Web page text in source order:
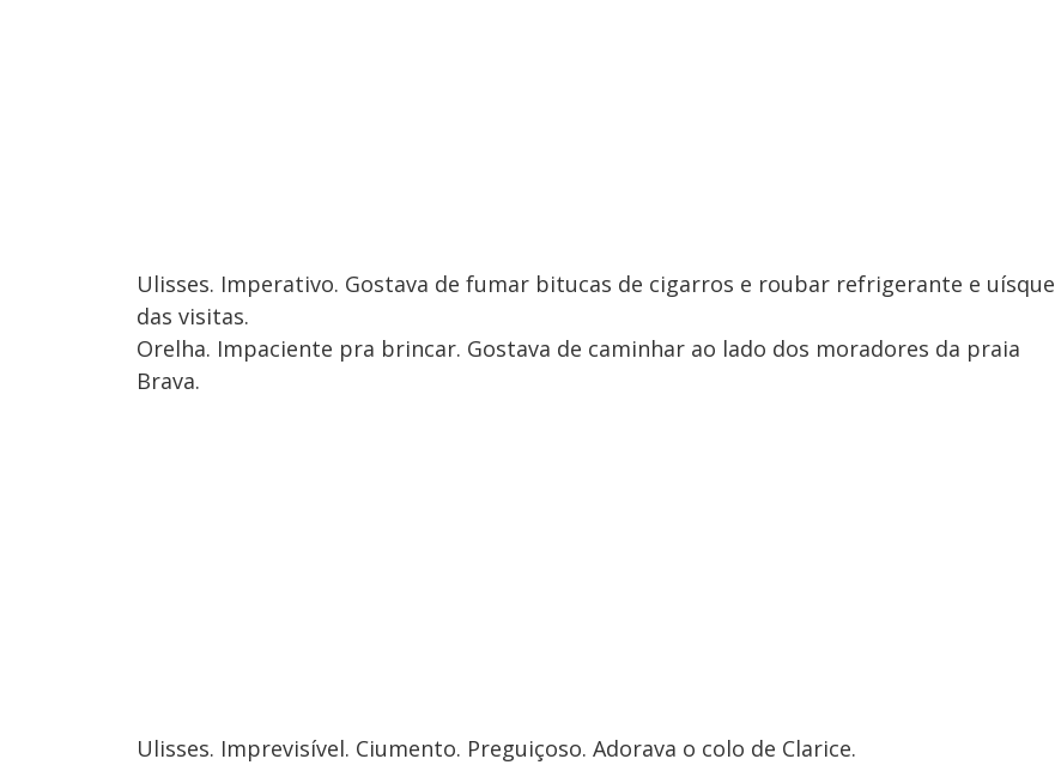
Ulisses. Imperativo. Gostava de fumar bitucas de cigarros e roubar refrigerante e uísque
das visitas.
Orelha. Impaciente pra brincar. Gostava de caminhar ao lado dos moradores da praia
Brava.
Ulisses. Imprevisível. Ciumento. Preguiçoso. Adorava o colo de Clarice.